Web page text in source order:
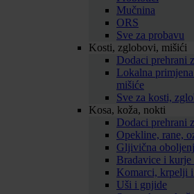
Mučnina
ORS
Sve za probavu
Kosti, zglobovi, mišići
Dodaci prehrani
Lokalna
mišiće
Sve za kosti,
Kosa, koža, nokti
Dodaci prehrani
Opekline, rane,
Gljivična
Bradavice i kurje
Komarci, krpelji
Uši i gnjide